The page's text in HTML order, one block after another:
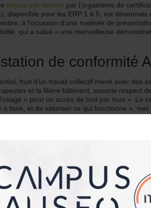
depuis juin dernier par l’organisme de
disponible pour les ERP 1 à 5, est
à l’occasion d’une matinée de
qui a salué « une merveilleuse
de conformité
fruit d’un travail collectif mené avec des
et la filière bâtiment, associe respect
« pour un accès de tout par tous ». La
à faire, et de valoriser ce qui fonctionne »,
à la maîtrise d’ouvrage une logique de suivi,
intègre enfin le référencement web des
sur pictotravel.fr, moteur de recherche des